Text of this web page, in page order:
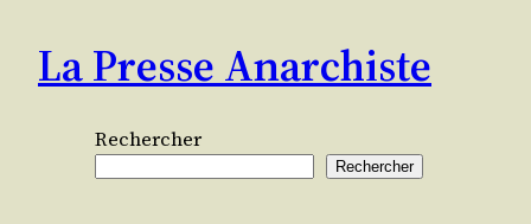
contenu
La Presse Anarchiste
Rechercher
Rechercher